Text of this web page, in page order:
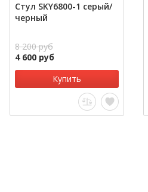
Стул SKY6800-1 серый/
черный
8 200 руб
4 600 руб
Купить